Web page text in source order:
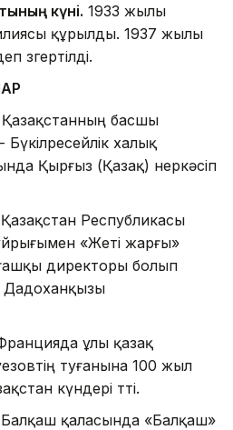
күнi. 1933 жылы
құрылды. 1937 жылы
өзгертілді.
басшы
халық
Қырғыз (Қазақ) өнеркәсіп
Республикасы
«Жеті жарғы»
директоры болып
Дадоханқызы
ұлы қазақ
туғанына 100 жыл
күндері өтті.
қаласында «Балқаш»